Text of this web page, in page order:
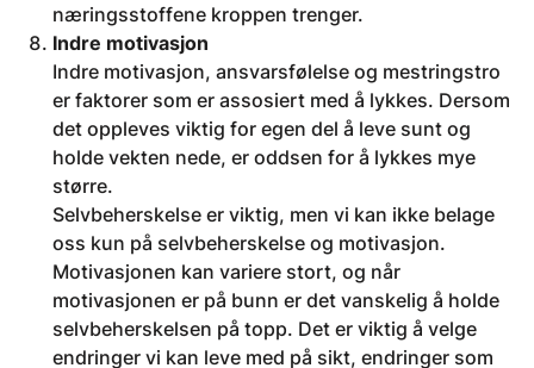
næringsstoffene kroppen trenger.
Indre motivasjon
Indre motivasjon, ansvarsfølelse og mestringstro
er faktorer som er assosiert med å lykkes. Dersom
det oppleves viktig for egen del å leve sunt og
holde vekten nede, er oddsen for å lykkes mye
større.
Selvbeherskelse er viktig, men vi kan ikke belage
oss kun på selvbeherskelse og motivasjon.
Motivasjonen kan variere stort, og når
motivasjonen er på bunn er det vanskelig å holde
selvbeherskelsen på topp. Det er viktig å velge
endringer vi kan leve med på sikt, endringer som